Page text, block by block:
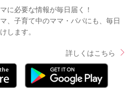
に必要な情報が毎日届く！
、子育て中のママ・パパにも、毎日
します。
詳しくはこちら